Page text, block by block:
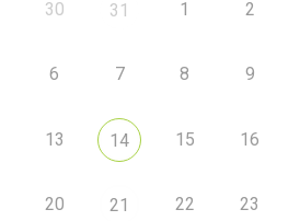
30 31 1 2
6 7 8 9
13 14 15 16
20 21 22 23